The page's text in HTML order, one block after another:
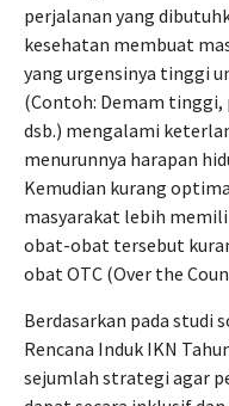
perjalanan yang
kesehatan membuat
yang urgensinya tinggi
(Contoh: Demam
dsb.) mengalami
menurunnya harapan
Kemudian kurang
masyarakat lebih
obat-obat tersebut
obat OTC (Over the
Berdasarkan pada studi
Rencana Induk IKN
sejumlah strategi agar